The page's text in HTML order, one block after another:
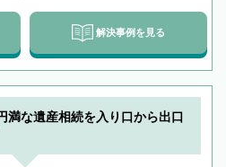
解決事例を見る
満な遺産相続を入り口から出口